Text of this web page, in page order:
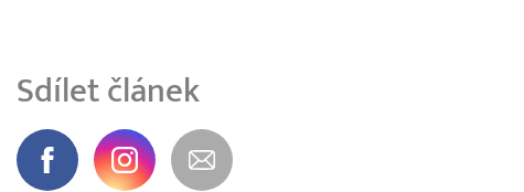
Sdílet článek